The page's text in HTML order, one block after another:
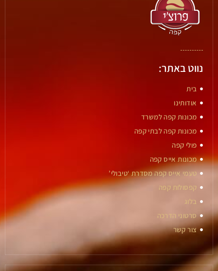
נווט באתר:
בית
אודותינו
מכונות קפה למשרד
מכונות קפה לבתי קפה
פולי קפה
מכונות אייס קפה
טעמי אייס קפה מסדרת ‘טיבולי’
קפסולות קפה
בלוג
סרטוני הדרכה
צור קשר